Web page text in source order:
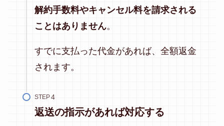
解約手数料やキャンセル料を請求される
ことはありません。
すでに支払った代金があれば、全額返金
されます。
STEP
返送の指示があれば対応する